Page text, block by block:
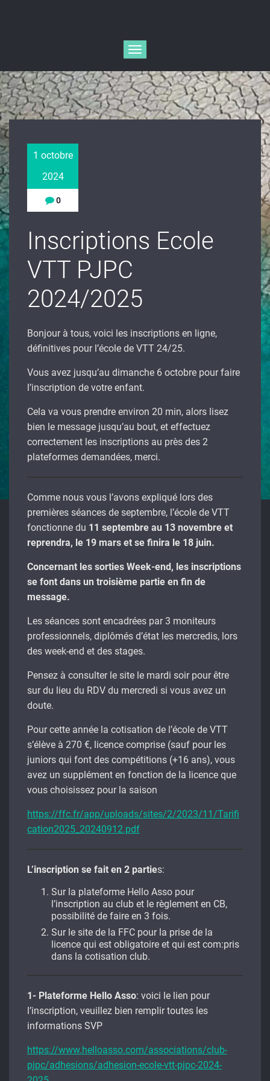
Afficher/masquer
la
navigation
1 octobre
2024
0
Inscriptions Ecole
VTT PJPC
2024/2025
Bonjour à tous, voici les inscriptions en ligne,
définitives pour l’école de VTT 24/25.
Vous avez jusqu’au dimanche 6 octobre pour faire
l’inscription de votre enfant.
Cela va vous prendre environ 20 min, alors lisez
bien le message jusqu’au bout, et effectuez
correctement les inscriptions au près des 2
plateformes demandées, merci.
Comme nous vous l’avons expliqué lors des
premières séances de septembre, l’école de VTT
fonctionne du 11 septembre au 13 novembre et
reprendra, le 19 mars et se finira le 18 juin.
Concernant les sorties Week-end, les inscriptions
se font dans un troisième partie en fin de
message.
Les séances sont encadrées par 3 moniteurs
professionnels, diplômés d’état les mercredis, lors
des week-end et des stages.
Pensez à consulter le site le mardi soir pour être
sur du lieu du RDV du mercredi si vous avez un
doute.
Pour cette année la cotisation de l’école de VTT
s’élève à 270 €, licence comprise (sauf pour les
juniors qui font des compétitions (+16 ans), vous
avez un supplément en fonction de la licence que
vous choisissez pour la saison
https://ffc.fr/app/uploads/sites/2/2023/11/Tarifi
cation2025_20240912.pdf
L’inscription se fait en 2 parties:
Sur la plateforme Hello Asso pour
l’inscription au club et le règlement en CB,
possibilité de faire en 3 fois.
Sur le site de la FFC pour la prise de la
licence qui est obligatoire et qui est com:pris
dans la cotisation club.
1- Plateforme Hello Asso: voici le lien pour
l’inscription, veuillez bien remplir toutes les
informations SVP
https://www.helloasso.com/associations/club-
pjpc/adhesions/adhesion-ecole-vtt-pjpc-2024-